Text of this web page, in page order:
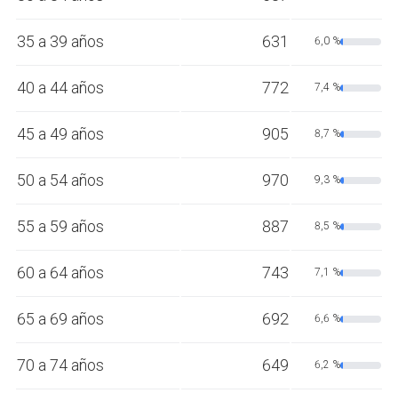
35 a 39 años 631 6,0 %
40 a 44 años 772 7,4 %
45 a 49 años 905 8,7 %
50 a 54 años 970 9,3 %
55 a 59 años 887 8,5 %
60 a 64 años 743 7,1 %
65 a 69 años 692 6,6 %
70 a 74 años 649 6,2 %